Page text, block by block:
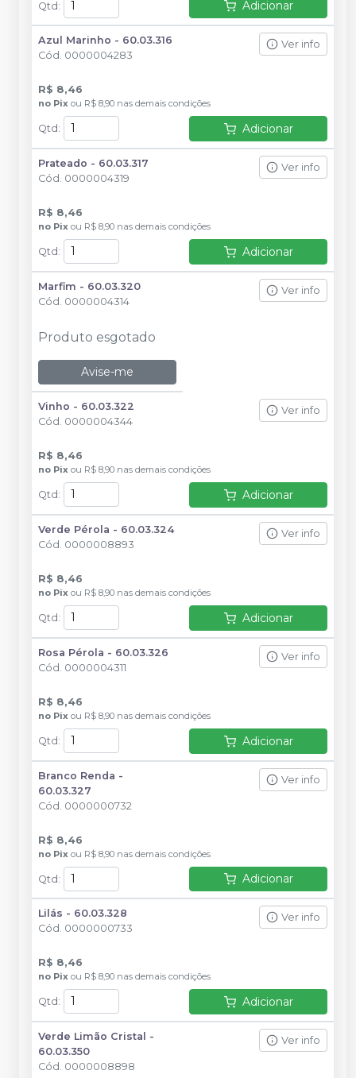
Qtd: Adicionar
Azul Marinho - 60.03.316
Cód. 0000004283
Ver info
R$ 8,46
no Pix ou R$ 8,90 nas demais condições
Qtd : Adicionar
Prateado - 60.03.317
Cód. 0000004319
Ver info
R$ 8,46
no Pix ou R$ 8,90 nas demais condições
Qtd : Adicionar
Marfim - 60.03.320
Cód. 0000004314
Ver info
Produto esgotado
Avise-me
Vinho - 60.03.322
Cód. 0000004344
Ver info
R$ 8,46
no Pix ou R$ 8,90 nas demais condições
Qtd : Adicionar
Verde Pérola - 60.03.324
Cód. 0000008893
Ver info
R$ 8,46
no Pix ou R$ 8,90 nas demais condições
Qtd : Adicionar
Rosa Pérola - 60.03.326
Cód. 0000004311
Ver info
R$ 8,46
no Pix ou R$ 8,90 nas demais condições
Qtd : Adicionar
Branco Renda -
60.03.327
Cód. 0000000732
Ver info
R$ 8,46
no Pix ou R$ 8,90 nas demais condições
Qtd: Adicionar
Lilás - 60.03.328
Cód. 0000000733
Ver info
R$ 8,46
no Pix ou R$ 8,90 nas demais condições
Qtd : Adicionar
Verde Limão Cristal -
60.03.350
Cód. 0000008898
Ver info